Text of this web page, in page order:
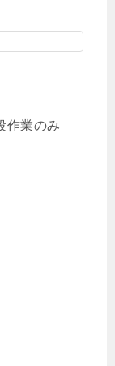
作業のみ